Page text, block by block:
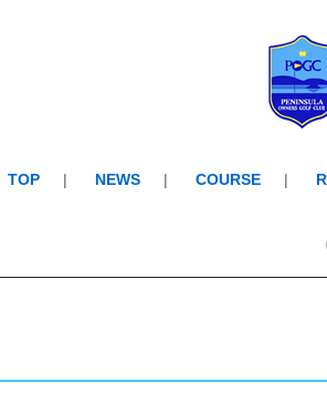
TOP NEWS COURSE